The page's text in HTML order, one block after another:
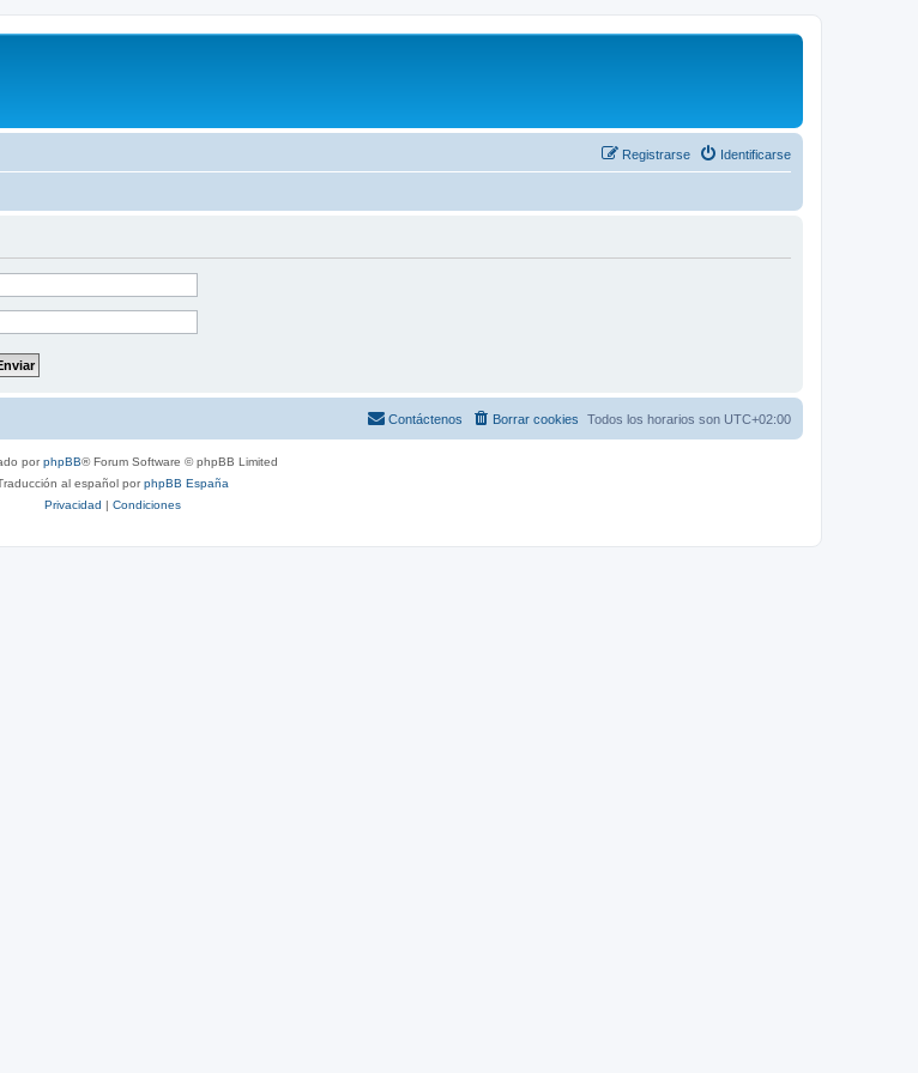
Identificarse
Registrarse
Todos los horarios son UTC+02:00
Borrar cookies
Contáctenos
porphpBB® Forum Software © phpBB Limited
al español porphpBB España
Privacidad | Condiciones